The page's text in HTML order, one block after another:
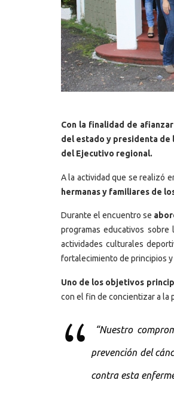
Con la finalidad de
del estado y presidenta de
del Ejecutivo regional.
A la actividad que se realizó
hermanas y familiares de
Durante el encuentro se
programas educativos
actividades culturales
fortalecimiento de principios
Uno de los objetivos
con el fin de concientizar a la
“Nuestro
prevención del
contra esta